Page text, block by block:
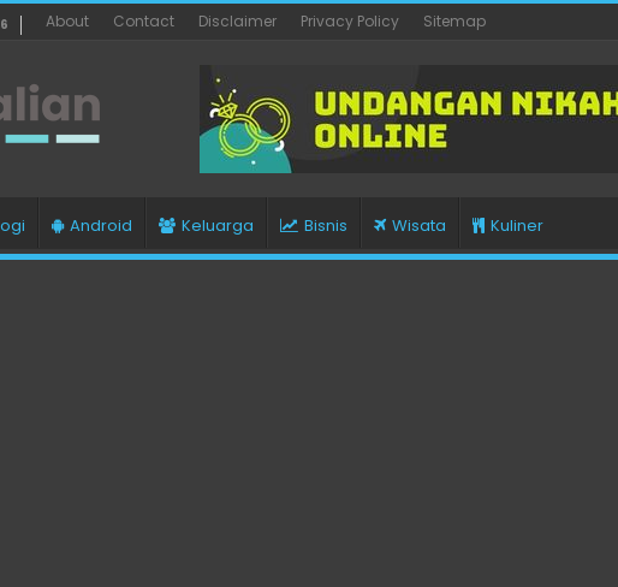
About Contact Disclaimer Privacy Policy Sitemap
Android Keluarga Bisnis Wisata Kuliner